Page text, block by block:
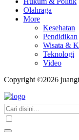
Olahraga
More
Kesehatan
Pendidikan
Wisata &
Teknologi
Video
Copyright ©2026